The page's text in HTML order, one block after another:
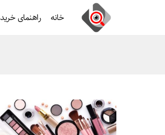
خانه راهنمای خرید